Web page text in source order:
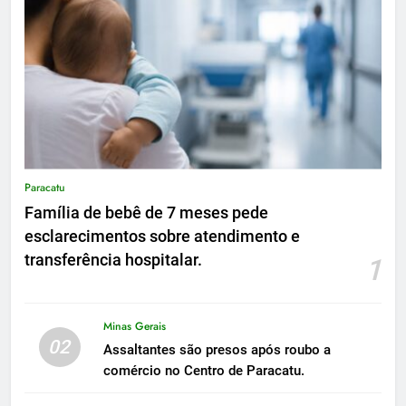
Paracatu
Família de bebê de 7 meses pede
esclarecimentos sobre atendimento e
transferência hospitalar.
1
02
Minas Gerais
Assaltantes são presos após roubo a
comércio no Centro de Paracatu.